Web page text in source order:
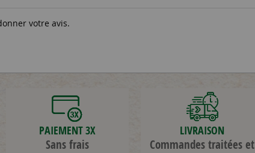
votre avis.
PAIEMENT 3X
Sans frais
LIVRAISON
Commandes traitées et